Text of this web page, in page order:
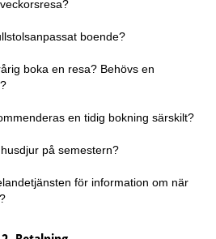
boende?
boka en resa? Behövs en
en tidig bokning särskilt?
på semestern?
för information om när